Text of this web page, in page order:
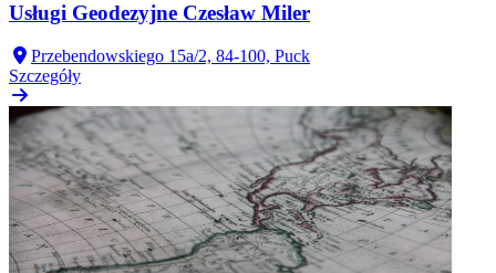
Usługi Geodezyjne Czesław Miler
Przebendowskiego 15a/2, 84-100, Puck
Szczegóły